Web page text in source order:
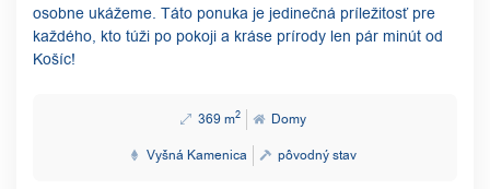
osobne ukážeme. Táto ponuka je jedinečná príležitosť pre
každého, kto túži po pokoji a kráse prírody len pár minút od
Košíc!
369 m2 Domy
Vyšná Kamenica pôvodný stav